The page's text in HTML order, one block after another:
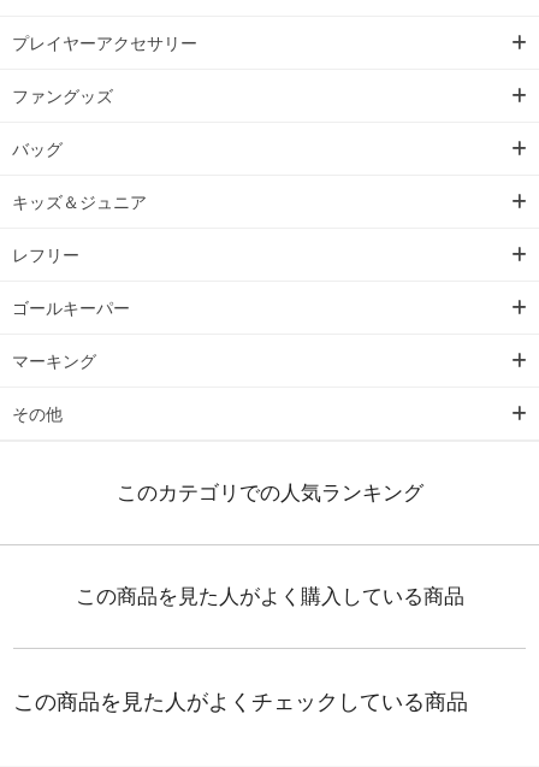
プレイヤーアクセサリー
ファングッズ
バッグ
キッズ＆ジュニア
レフリー
ゴールキーパー
マーキング
その他